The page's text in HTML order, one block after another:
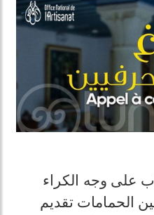
على وجه الكراء
الحمامات تقديم